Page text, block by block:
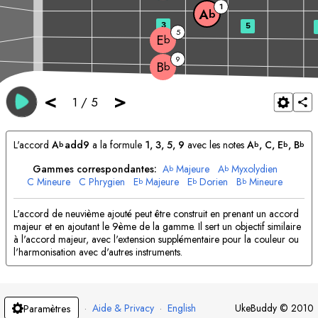
< 1 / 5 >
Bb 9
Eb 5
Ab 1
3 5
L'accordAbadd9 a la formule 1, 3, 5, 9 avec les notes Ab, C, Eb, Bb
Gammes correspondantes: Ab Majeure Ab Myxolydien
C Mineure C Phrygien Eb Majeure Eb Dorien Bb Mineure
B Dorien
L'accord de neuvième ajouté peut être construit en prenant un accord
majeur et en ajoutant le 9ème de la gamme. Il sert un objectif similaire
à l'accord majeur, avec l'extension supplémentaire pour la couleur ou
l'harmonisation avec d'autres instruments.
Paramètres · Aide & Privacy · English UkeBuddy © 2010